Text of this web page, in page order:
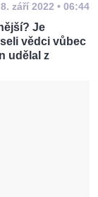
8. září 2022 • 06:44
Je
vědci vůbec
udělal z